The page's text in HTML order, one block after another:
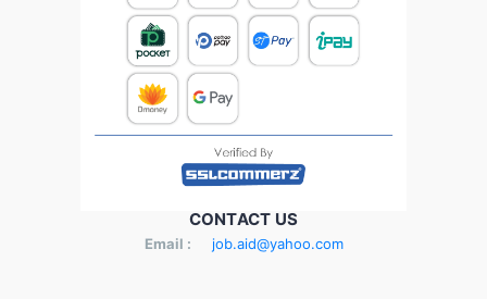
CONTACT US
Email : job.aid@yahoo.com